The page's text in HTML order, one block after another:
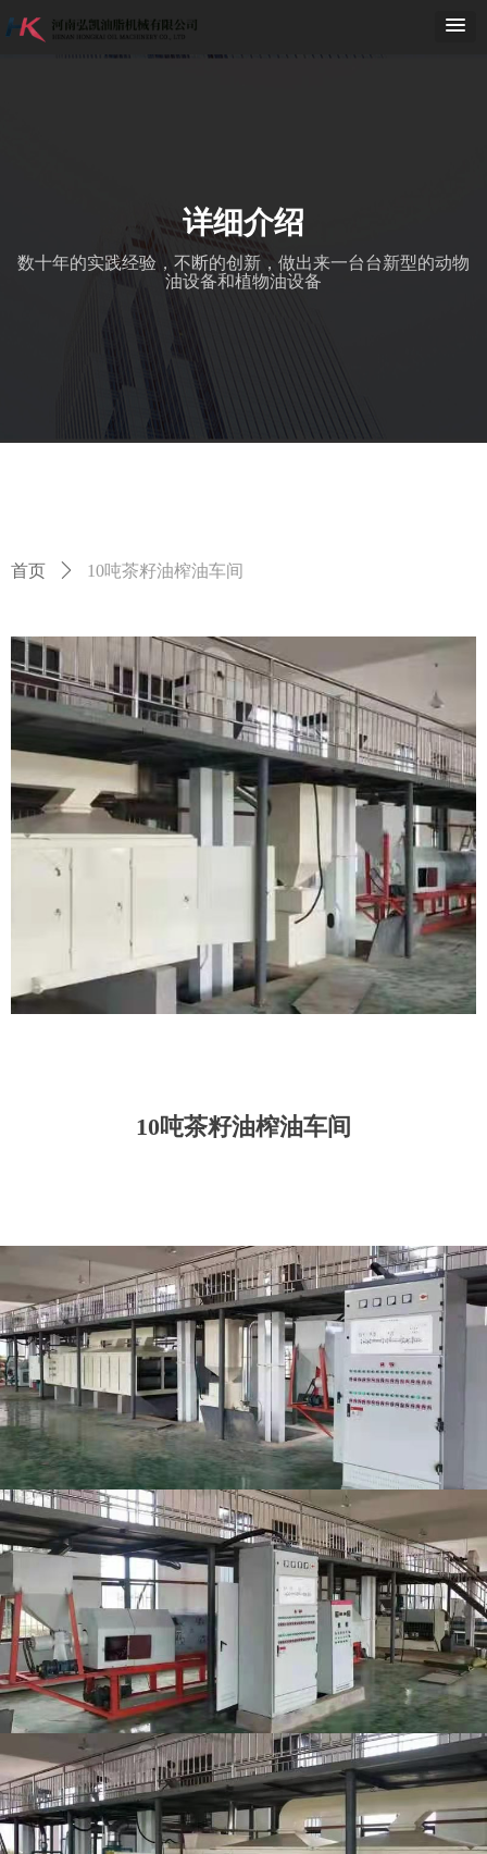
首页 ꄲ 10吨茶籽油榨油车间
10吨茶籽油榨油车间
数十年的实践经验，不断的创新，做出来一台台新型的动物
油设备和植物油设备
详细介绍